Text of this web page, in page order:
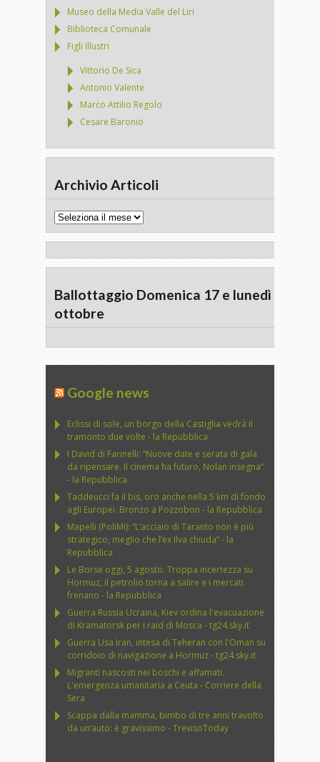
Museo della Media Valle del Liri
Biblioteca Comunale
Figli Illustri
Vittorio De Sica
Antonio Valente
Marco Attilio Regolo
Cesare Baronio
Archivio Articoli
Archivio
Ballottaggio Domenica 17 e lunedì 18
ottobre
Google news
Eclissi di sole, un borgo della Castiglia vedrà il
tramonto due volte - la Repubblica
I David di Farinelli: “Nuove date e serata di gala
da ripensare. Il cinema ha futuro, Nolan insegna”
- la Repubblica
Taddeucci fa il bis, oro anche nella 5 km di fondo
agli Europei. Bronzo a Pozzobon - la Repubblica
Mapelli (PoliMi): “L’acciaio di Taranto non è più
strategico, meglio che l’ex Ilva chiuda” - la
Repubblica
Le Borse oggi, 5 agosto. Troppa incertezza su
Hormuz, il petrolio torna a salire e i mercati
frenano - la Repubblica
Guerra Russia Ucraina, Kiev ordina l'evacuazione
di Kramatorsk per i raid di Mosca - tg24.sky.it
Guerra Usa Iran, intesa di Teheran con l'Oman su
corridoio di navigazione a Hormuz - tg24.sky.it
Migranti nascosti nei boschi e affamati.
L'emergenza umanitaria a Ceuta - Corriere della
Sera
Scappa dalla mamma, bimbo di tre anni travolto
da un’auto: è gravissimo - TrevisoToday